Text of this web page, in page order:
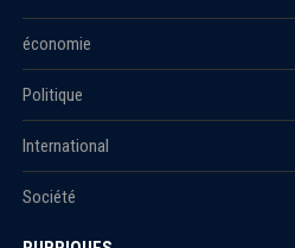
économie
Politique
International
Société